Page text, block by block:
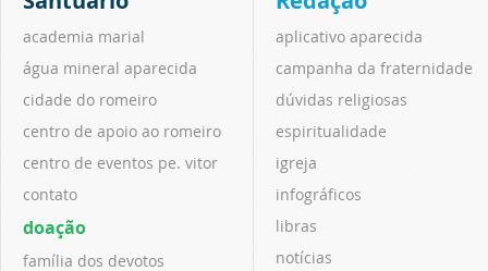
academia marial
água mineral aparecida
cidade do romeiro
centro de apoio ao romeiro
centro de eventos pe. vitor
contato
doação
família dos devotos
aplicativo aparecida
campanha da fraternidade
dúvidas religiosas
espiritualidade
igreja
infográficos
libras
notícias